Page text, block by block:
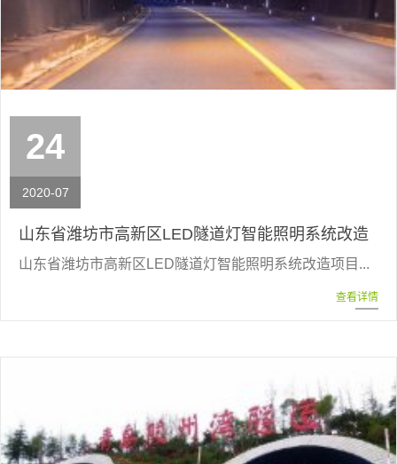
24
2020-07
山东省潍坊市高新区LED隧道灯智能照明系统改造
山东省潍坊市高新区LED隧道灯智能照明系统改造项目...
查看详情